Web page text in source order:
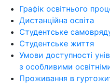
Графік освітнього
Дистанційна освіта
Студентське
Студентське життя
Умови доступності
з особливими
Проживання в